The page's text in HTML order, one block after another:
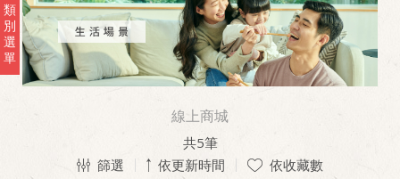
類
別
選
單
線上商城
共5筆
篩選
依更新時間 依收藏數